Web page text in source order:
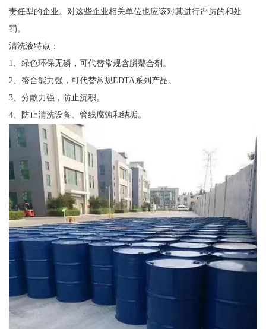
责任型的企业。对这些企业相关单位也应该对其进行严厉的和处
罚。
清洗液特点：
1、绿色环保无磷，可代替常规含膦螯合剂。
2、螯合能力强，可代替常规EDTA系列产品。
3、分散力强，防止沉积。
4、防止清洗设备、管线腐蚀和结垢。